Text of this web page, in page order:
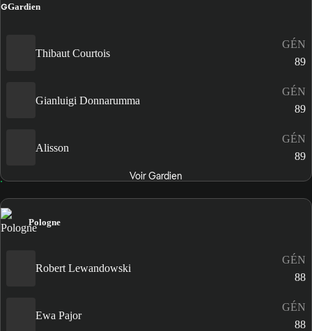
GGardien
Thibaut Courtois
GÉN
89
Gianluigi Donnarumma
GÉN
89
Alisson
GÉN
89
Voir Gardien
Pologne
Robert Lewandowski
GÉN
88
Ewa Pajor
GÉN
88